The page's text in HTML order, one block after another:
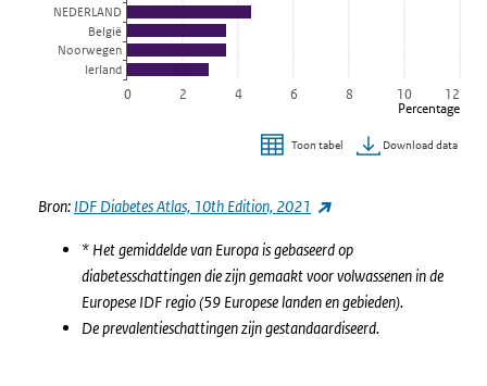
Percentage
0 2 4 6 8 10 12
NEDERLAND
België
Noorwegen
Ierland
Toon tabel Download data
Bron: IDF Diabetes Atlas, 10th Edition, 2021 (externe link)
* Het gemiddelde van Europa is gebaseerd op
diabetesschattingen die zijn gemaakt voor volwassenen in de
Europese IDF regio (59 Europese landen en gebieden).
De prevalentieschattingen zijn gestandaardiseerd.